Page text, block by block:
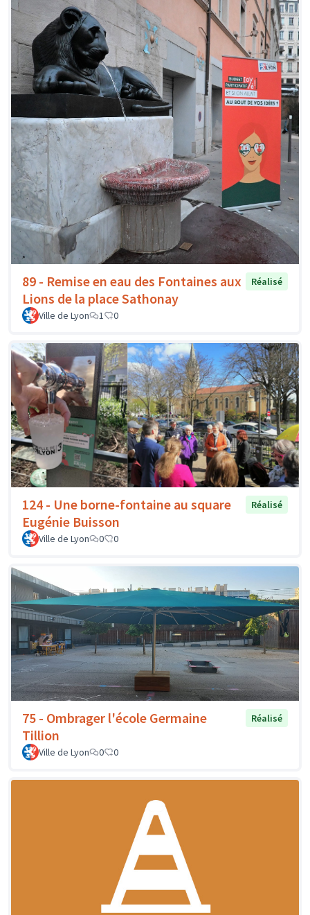
89 - Remise en eau des Fontaines aux
Lions de la place Sathonay
Réalisé
Ville de Lyon 1 0
124 - Une borne-fontaine au square
Eugénie Buisson
Réalisé
Ville de Lyon 0 0
75 - Ombrager l'école Germaine
Tillion
Réalisé
Ville de Lyon 0 0